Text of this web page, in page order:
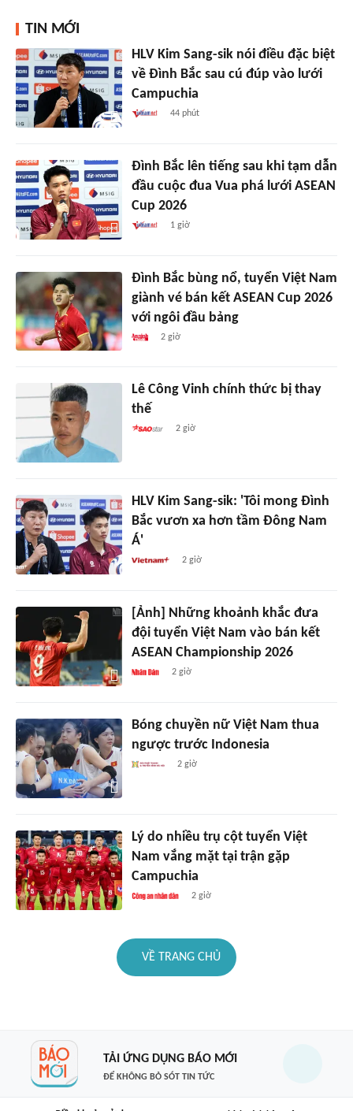
TIN MỚI
HLV Kim Sang-sik nói điều đặc biệt
về Đình Bắc sau cú đúp vào lưới
Campuchia
44 phút
Đình Bắc lên tiếng sau khi tạm dẫn
đầu cuộc đua Vua phá lưới ASEAN
Cup 2026
1 giờ
Đình Bắc bùng nổ, tuyển Việt Nam
giành vé bán kết ASEAN Cup 2026
với ngôi đầu bảng
2 giờ
Lê Công Vinh chính thức bị thay
thế
2 giờ
HLV Kim Sang-sik: 'Tôi mong Đình
Bắc vươn xa hơn tầm Đông Nam
Á'
2 giờ
[Ảnh] Những khoảnh khắc đưa
đội tuyển Việt Nam vào bán kết
ASEAN Championship 2026
2 giờ
Bóng chuyền nữ Việt Nam thua
ngược trước Indonesia
2 giờ
Lý do nhiều trụ cột tuyển Việt
Nam vắng mặt tại trận gặp
Campuchia
2 giờ
VỀ TRANG CHỦ
TẢI ỨNG DỤNG BÁO MỚI
ĐỂ KHÔNG BỎ SÓT TIN TỨC